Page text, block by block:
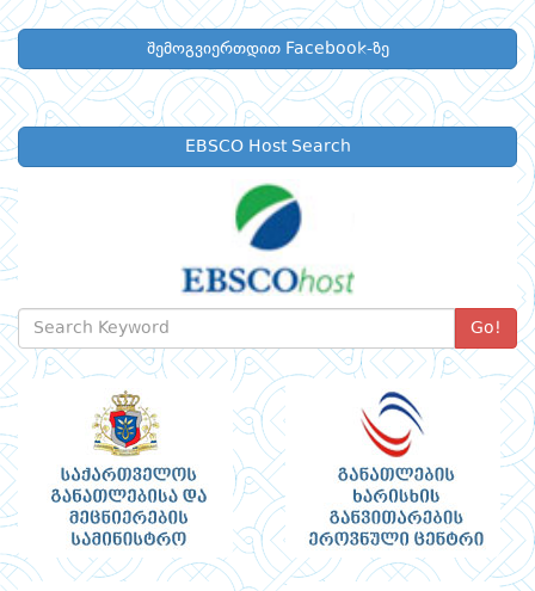
შემოგვიერთდით Facebook-ზე
EBSCO Host Search
Go!